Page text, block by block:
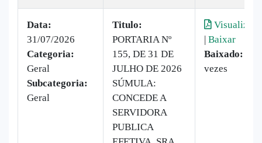
Data:
31/07/2026
Categoria:
Geral
Subcategoria:
Geral
Titulo:
PORTARIA Nº
155, DE 31 DE
JULHO DE 2026
SÚMULA:
CONCEDE A
SERVIDORA
PUBLICA
Visualizar
| Baixar
Baixado:
vezes